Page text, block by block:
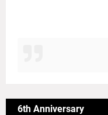
6th Anniversary